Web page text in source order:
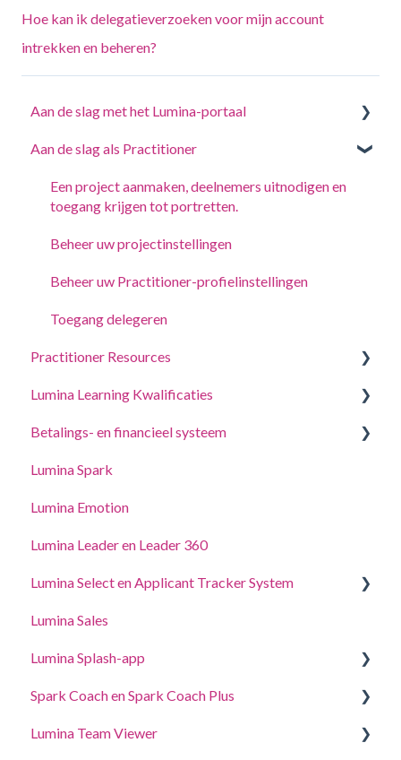
Hoe kan ik delegatieverzoeken voor mijn account
intrekken en beheren?
Aan de slag met het Lumina-portaal
Beantwoord een vragenlijst of voltooi een taak
Log in op uw account
Aan de slag als Practitioner
Een project aanmaken, deelnemers uitnodigen en
toegang krijgen tot portretten.
Beheer uw projectinstellingen
Beheer uw Practitioner-profielinstellingen
Toegang delegeren
Practitioner Resources
Coaching- en workshopgidsen
Lumina Learning Kwalificaties
Online Leerportaal (LLXP)
Betalings- en financieel systeem
Punten kopen en transacties bekijken
Lumina Spark
Lumina Emotion
Lumina Leader en Leader 360
Lumina Select en Applicant Tracker System
Applicant Tracker System
Lumina Select Uitleg
Lumina Sales
Lumina Splash-app
Voor Deelnemers
Voor Practitioners
Spark Coach en Spark Coach Plus
Gidsen en demo's
Lumina Team Viewer